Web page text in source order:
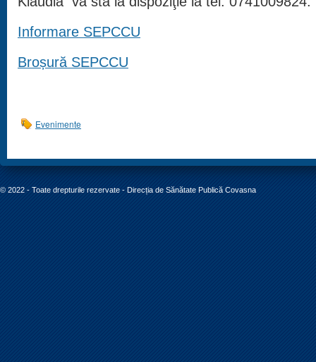
Informare SEPCCU
Broșură SEPCCU
Evenimente
© 2022 - Toate drepturile rezervate - Direcția de Sănătate Publică Covasna